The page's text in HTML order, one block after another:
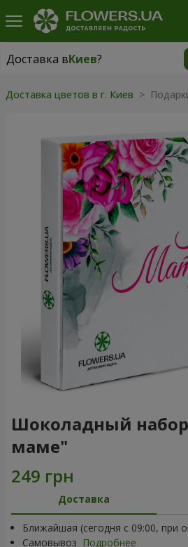
Доставка вКиев?
Доставка вКиев
Доставка цветов в г. Киев >
Шоколадный
маме"
Доставка
Ближайшая (сегодня с 09:00, при
Самовывоз Подробнее